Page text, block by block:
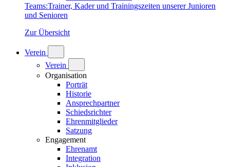
Teams:Trainer, Kader und Trainingszeiten unserer Junioren
und Senioren
Zur Übersicht
Verein
Verein
Organisation
Porträt
Historie
Ansprechpartner
Schiedsrichter
Ehrenmitglieder
Satzung
Engagement
Ehrenamt
Integration